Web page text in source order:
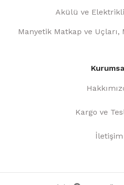
Akülü ve
Manyetik Matkap ve Uçları,
Kargo ve
İletişim